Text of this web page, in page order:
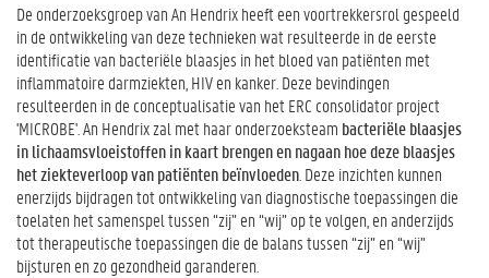
De onderzoeksgroep van An Hendrix heeft een voortrekkersrol gespeeld
in de ontwikkeling van deze technieken wat resulteerde in de eerste
identificatie van bacteriële blaasjes in het bloed van patiënten met
inflammatoire darmziekten, HIV en kanker. Deze bevindingen
resulteerden in de conceptualisatie van het ERC consolidator project
'MICROBE'. An Hendrix zal met haar onderzoeksteam bacteriële blaasjes
in lichaamsvloeistoffen in kaart brengen en nagaan hoe deze blaasjes
het ziekteverloop van patiënten beïnvloeden . Deze inzichten kunnen
enerzijds bijdragen tot ontwikkeling van diagnostische toepassingen die
toelaten het samenspel tussen “zij” en “wij” op te volgen, en anderzijds
tot therapeutische toepassingen die de balans tussen “zij” en “wij”
bijsturen en zo gezondheid garanderen.